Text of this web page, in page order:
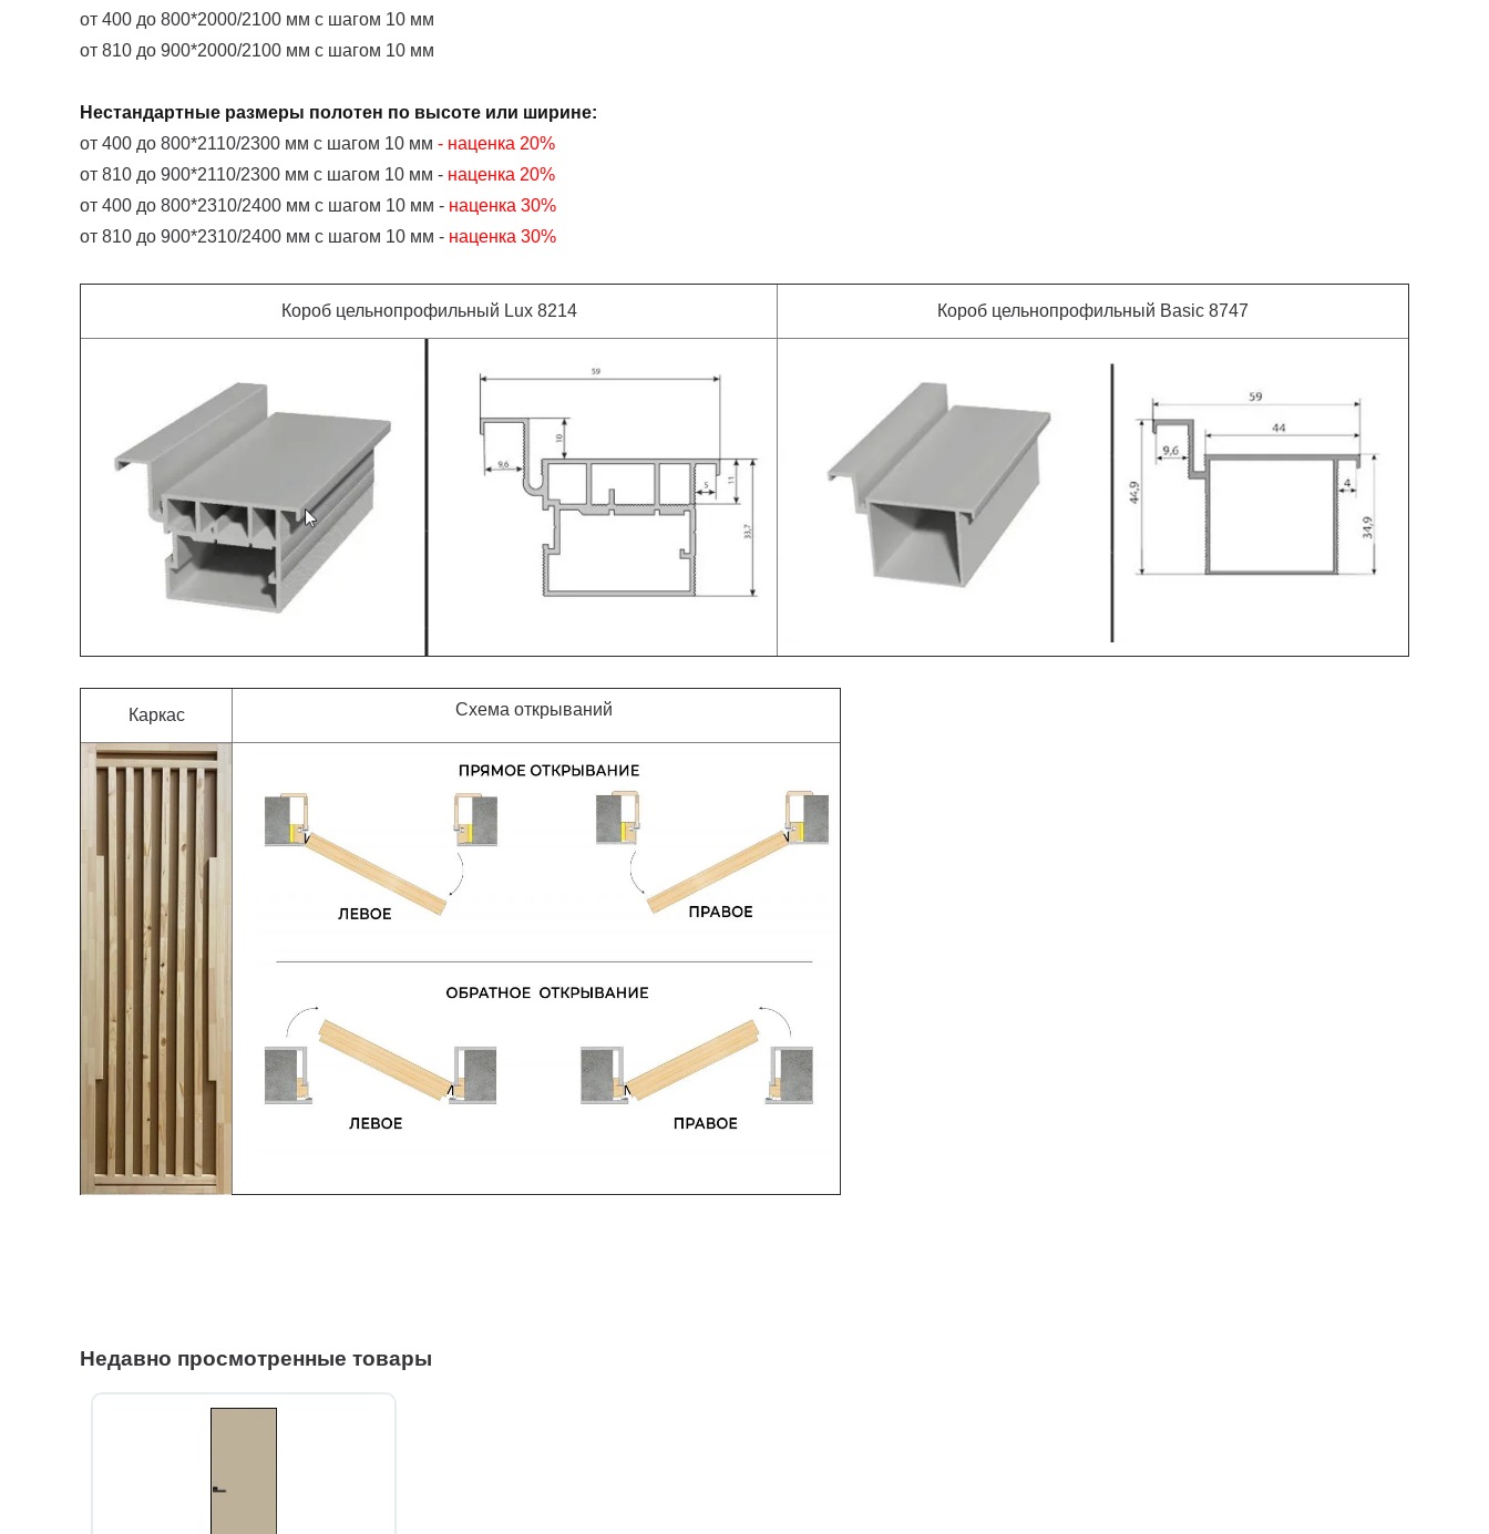
от 400 до 800*2000/2100 мм с шагом 10 мм
от 810 до 900*2000/2100 мм с шагом 10 мм
Нестандартные размеры полотен по высоте или ширине:
от 400 до 800*2110/2300 мм с шагом 10 мм - наценка 20%
от 810 до 900*2110/2300 мм с шагом 10 мм - наценка 20%
от 400 до 800*2310/2400 мм с шагом 10 мм - наценка 30%
от 810 до 900*2310/2400 мм с шагом 10 мм - наценка 30%
Короб цельнопрофильный Lux 8214 Короб цельнопрофильный Basic 8747
Каркас Схема открываний
Недавно просмотренные товары